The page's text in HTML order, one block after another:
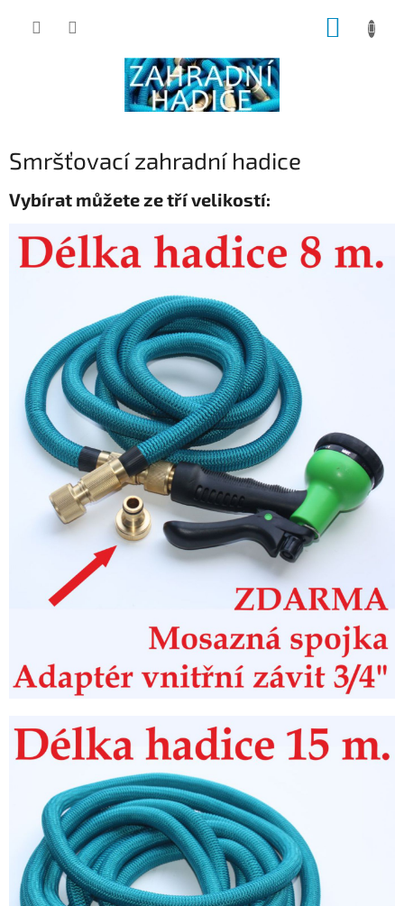
Smršťovací zahradní hadice
Vybírat můžete ze tří velikostí: